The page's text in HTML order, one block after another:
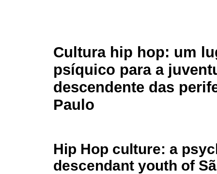
Cultura hip hop: um
psíquico para a
descendente das
Paulo
Hip Hop culture: a
descendant youth of